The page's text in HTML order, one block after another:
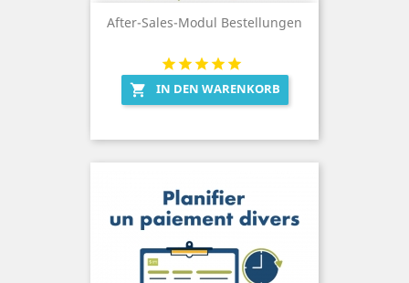
After-Sales-Modul Bestellungen
 IN DEN WARENKORB